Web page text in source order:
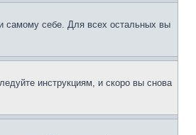
самому себе. Для всех остальных вы
инструкциям, и скоро вы снова